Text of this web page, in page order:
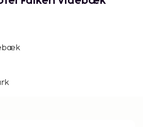
1-3 Nächte im Zeitraum